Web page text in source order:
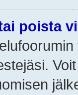
poista